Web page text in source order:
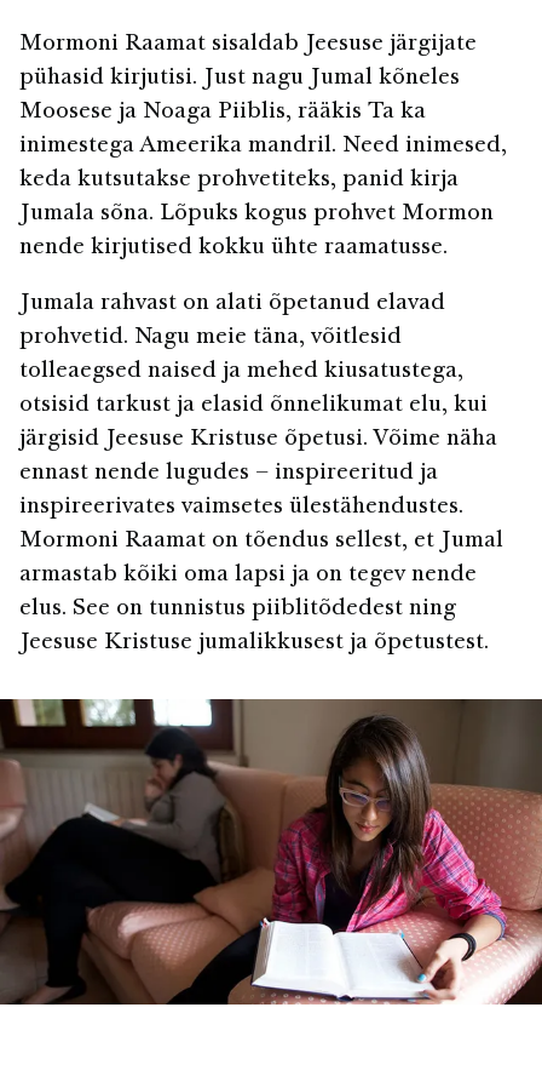
Mormoni Raamat sisaldab Jeesuse järgijate
pühasid kirjutisi. Just nagu Jumal kõneles
Moosese ja Noaga Piiblis, rääkis Ta ka
inimestega Ameerika mandril. Need inimesed,
keda kutsutakse prohvetiteks, panid kirja
Jumala sõna. Lõpuks kogus prohvet Mormon
nende kirjutised kokku ühte raamatusse.
Jumala rahvast on alati õpetanud elavad
prohvetid. Nagu meie täna, võitlesid
tolleaegsed naised ja mehed kiusatustega,
otsisid tarkust ja elasid õnnelikumat elu, kui
järgisid Jeesuse Kristuse õpetusi. Võime näha
ennast nende lugudes – inspireeritud ja
inspireerivates vaimsetes ülestähendustes.
Mormoni Raamat on tõendus sellest, et Jumal
armastab kõiki oma lapsi ja on tegev nende
elus. See on tunnistus piiblitõdedest ning
Jeesuse Kristuse jumalikkusest ja õpetustest.